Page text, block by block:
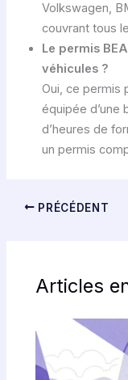
Volkswagen,
couvrant tous
Le permis
véhicules ?
Oui, ce permis
équipée
d’heures de
un permis
PRÉCÉDENT
Articles